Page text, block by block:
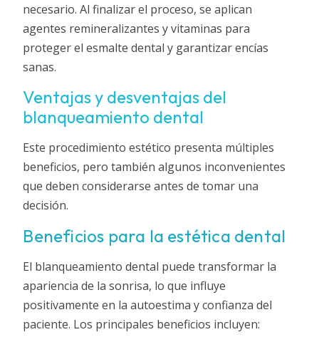
necesario. Al finalizar el proceso, se aplican
agentes remineralizantes y vitaminas para
proteger el esmalte dental y garantizar encías
sanas.
Ventajas y desventajas del
blanqueamiento dental
Este procedimiento estético presenta múltiples
beneficios, pero también algunos inconvenientes
que deben considerarse antes de tomar una
decisión.
Beneficios para la estética dental
El blanqueamiento dental puede transformar la
apariencia de la sonrisa, lo que influye
positivamente en la autoestima y confianza del
paciente. Los principales beneficios incluyen: